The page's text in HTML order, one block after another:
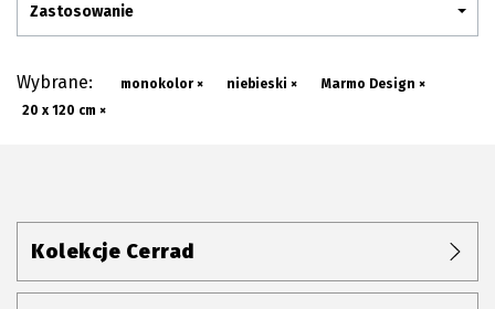
Zastosowanie
Wybrane: monokolor × niebieski ×
Marmo Design ×
20 x 120 cm ×
Kolekcje Cerrad